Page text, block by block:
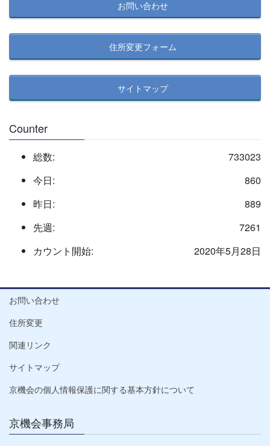
お問い合わせ
住所変更フォーム
サイトマップ
Counter
733023
総数:
860
今日:
889
昨日:
7261
先週:
2020年5月28日
カウント開始:
お問い合わせ
住所変更
関連リンク
サイトマップ
京機会の個人情報保護に関する基本方針について
京機会事務局